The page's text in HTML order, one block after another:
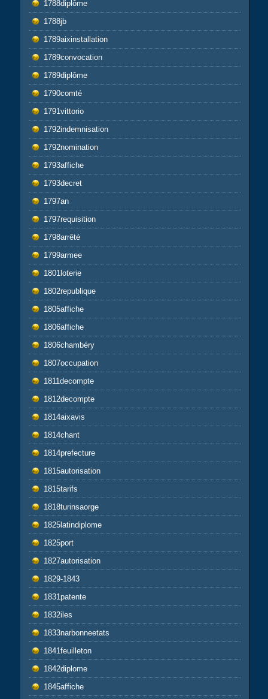
1788diplôme
1788jb
1789aixinstallation
1789convocation
1789diplôme
1790comté
1791vittorio
1792indemnisation
1792nomination
1793affiche
1793decret
1797an
1797requisition
1798arrêté
1799armee
1801loterie
1802republique
1805affiche
1806affiche
1806chambéry
1807occupation
1811decompte
1812decompte
1814aixavis
1814chant
1814prefecture
1815autorisation
1815tarifs
1818turinsaorge
1825latindiplome
1825port
1827autorisation
1829-1843
1831patente
1832iles
1833narbonneetats
1841feuilleton
1842diplome
1845affiche